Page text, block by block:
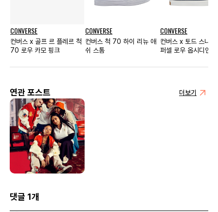
CONVERSE
컨버스 x 골프 르 플레르 척
70 로우 카모 핑크
CONVERSE
컨버스 척 70 하이 리뉴 애
쉬 스톰
CONVERSE
컨버스 x 토드 스나이
퍼셀 로우 옵시디언
연관 포스트 더보기
댓글 1개